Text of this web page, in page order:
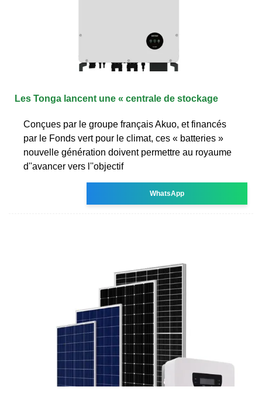
Les Tonga lancent une « centrale de stockage
Conçues par le groupe français Akuo, et financés
par le Fonds vert pour le climat, ces « batteries »
nouvelle génération doivent permettre au royaume
d''avancer vers l''objectif
WhatsApp